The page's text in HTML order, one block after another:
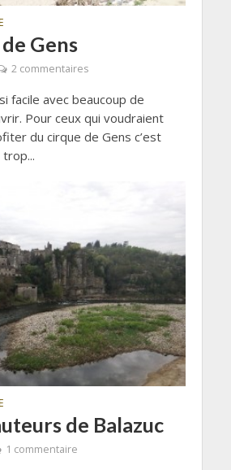
Gens
2 commentaires
facile avec beaucoup de
Pour ceux qui voudraient
du cirque de Gens c’est
de Balazuc
1 commentaire